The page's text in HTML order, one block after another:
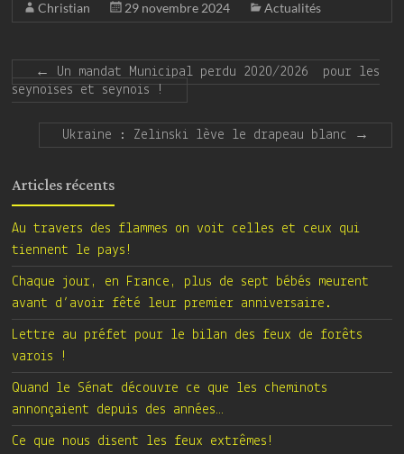
Christian 29 novembre 2024 Actualités
←
Un mandat Municipal perdu 2020/2026 pour les
seynoises et seynois !
Ukraine : Zelinski lève le drapeau blanc →
Articles récents
Au travers des flammes on voit celles et ceux qui
tiennent le pays!
Chaque jour, en France, plus de sept bébés meurent
avant d’avoir fêté leur premier anniversaire.
Lettre au préfet pour le bilan des feux de forêts
varois !
Quand le Sénat découvre ce que les cheminots
annonçaient depuis des années…
Ce que nous disent les feux extrêmes!